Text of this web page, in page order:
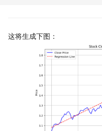
这将生成下图：